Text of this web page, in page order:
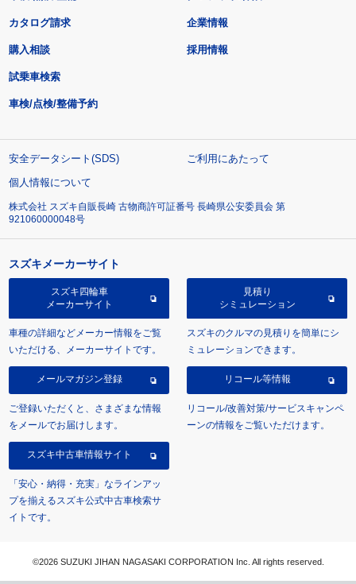
カタログ請求
購入相談
試乗車検索
車検/点検/整備予約
企業情報
採用情報
安全データシート(SDS)
ご利用にあたって
個人情報について
株式会社 スズキ自販長崎 古物商許可証番号 長崎県公安委員会 第
921060000048号
スズキメーカーサイト
スズキ四輪車
メーカーサイト
車種の詳細などメーカー情報をご覧
いただける、メーカーサイトです。
見積り
シミュレーション
スズキのクルマの見積りを簡単にシ
ミュレーションできます。
メールマガジン登録
ご登録いただくと、さまざまな情報
をメールでお届けします。
リコール等情報
リコール/改善対策/サービスキャンペ
ーンの情報をご覧いただけます。
スズキ中古車情報サイト
「安心・納得・充実」なラインアッ
プを揃えるスズキ公式中古車検索サ
イトです。
©2026 SUZUKI JIHAN NAGASAKI CORPORATION Inc. All rights reserved.